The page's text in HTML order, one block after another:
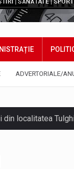
ADVERTORIALE/
localitatea